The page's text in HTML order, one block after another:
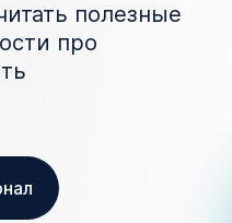
полезные
про